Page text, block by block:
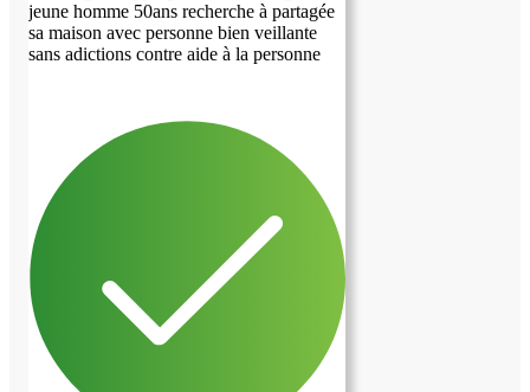
jeune homme 50ans recherche à partagée
sa maison avec personne bien veillante
sans adictions contre aide à la personne